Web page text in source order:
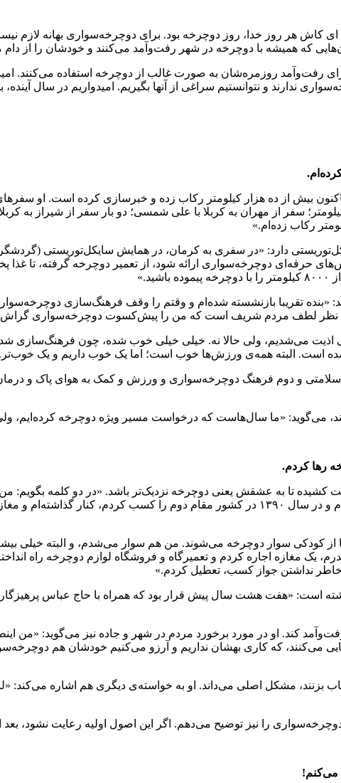
که ای کاش هر روز خدا، روز دوچرخه بود. برای دوچرخه‌سواری بهانه
که همیشه با دوچرخه در شهر رفت‌وآمد می‌کنند و خودشان را از دام
روزمره‌شان به صورت غالب از دوچرخه استفاده می‌کنند.
ندارند و نتوانستیم سراغی از آنها بگیریم. امیدواریم در سال آینده،
مصطفی، جوان ۵۹ساله‌ای است که تاکنون بیش از ده هزار کیلومتر رکاب زده و خبرسازی
دارد: «در سفری به کرمان، در همایش سایکل‌توریستی
حرفه‌ای دوچرخه‌سواری ارائه شود، از تعمیر دوچرخه گرفته، تا غذا
می‌کند: «بنده تقریبا بازنشسته شده‌ام و وقتم را وقف فرهنگ‌سازی
هم نظر لطف مردم شریف است که من را پیش‌کسوت دوچرخه‌سواری گراش
اذیت می‌شدیم، ولی حالا نه. خیلی خیلی خوب شده، چون فرهنگ‌سازی
است. البته همه‌ی ورزش‌ها خوب است؛ اما یک خوب داریم و یک
و دوم فرهنگ دوچرخه‌سواری و ورزش و کمک به هوای پاک و درمان
می‌گوید: «ما سال‌هاست که درخواست مسیر ویژه دوچرخه کرده‌ایم،
آرایشگری دست کشیده تا به عشقش یعنی دوچرخه نزدیک‌تر باشد. «در دو کلمه
پارسال، کار اصلی خودم را که آرایشگری بود و ۲۵ سال در آن بودم و در سال ۱۳۹۰ در کشور مقام
از کودکی سوار دوچرخه می‌شوند. من هم سوار می‌شدم، و البته خیلی
خاطر نداشتن جواز کسب، تعطیل کردم.»
است: «هفت هشت سال پیش قرار بود که همراه با حاج عباس
کند. او در مورد برخورد مردم در شهر و جاده نیز می‌گوید: «من
می‌کنند، که کاری بهشان نداریم و آرزو می‌کنیم خودشان هم
بزنند، مشکل اصلی می‌داند. او به خواسته‌ی دیگری هم اشاره می‌کند:
را نیز توضیح می‌دهم. اگر این اصول اولیه رعایت نشود، بعد
می‌کنم!